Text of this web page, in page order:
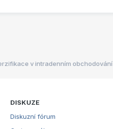
v intradenním obchodování
DISKUZE
Diskuzní fórum